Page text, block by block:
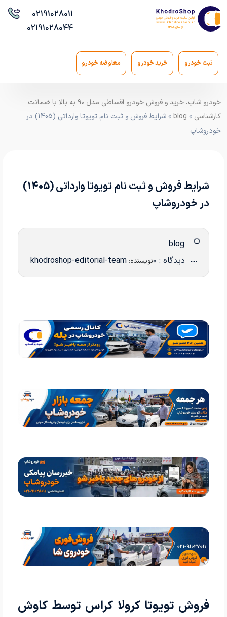
02191028011
02191028044
ثبت خودرو خرید خودرو معاوضه خودرو
خودرو شاپ، خرید و فروش خودرو اقساطی مدل ۹۰ به بالا با ضمانت
کارشناسی »
blog
» شرایط فروش و ثبت نام تویوتا وارداتی (1405) در
خودروشاپ
شرایط فروش و ثبت نام تویوتا وارداتی (1405)
در خودروشاپ
دیدگاه : 0 نویسنده: khodroshop-editorial-team
فروش تویوتا کرولا کراس توسط کاوش